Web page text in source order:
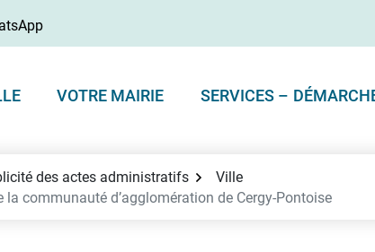
VOTRE MAIRIE SERVICES –
des actes administratifs
Ville
communauté d’agglomération de Cergy-Pontoise